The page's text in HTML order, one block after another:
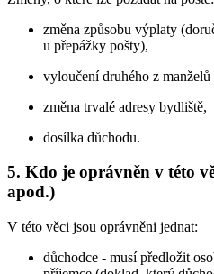
změna způsobu výplaty
u přepážky pošty),
vyloučení druhého z
změna trvalé adresy bydliště,
dosílka důchodu.
5. Kdo je oprávněn v této
apod.)
V této věci jsou oprávněni jednat:
důchodce - musí předložit